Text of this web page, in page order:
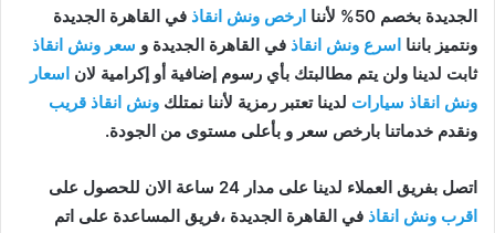
الجديدة بخصم 50% لأننا
ارخص ونش انقاذ في القاهرة الجديدة
ونتميز باننا اسرع ونش انقاذ في القاهرة الجديدة و سعر ونش انقاذ
ثابت لدينا ولن يتم مطالبتك بأي رسوم إضافية أو إكرامية لان اسعار
ونش انقاذ سيارات لدينا تعتبر رمزية لأننا نمتلك ونش انقاذ قريب
ونقدم خدماتنا بارخص سعر و بأعلى مستوى من الجودة.
اتصل بفريق العملاء لدينا على مدار 24 ساعة الان للحصول على
اقرب ونش انقاذ في القاهرة الجديدة ،فريق المساعدة على اتم